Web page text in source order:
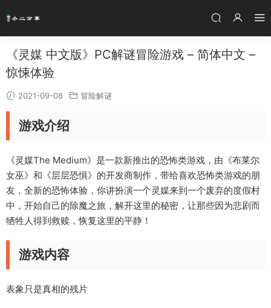
《灵媒 中文版》PC解谜冒险游戏 – 简体中文 –
惊悚体验
2021-09-08 冒险解谜
游戏介绍
《灵媒The Medium》是一款新推出的恐怖类游戏，由《布莱尔
女巫》和《层层恐惧》的开发商制作，带给喜欢恐怖类游戏的朋
友，全新的恐怖体验，你讲扮演一个灵媒来到一个废弃的度假村
中，开始自己的除魔之旅，解开这里的秘密，让那些因为悲剧而
牺牲人得到救赎，恢复这里的平静！
游戏内容
表象只是真相的残片